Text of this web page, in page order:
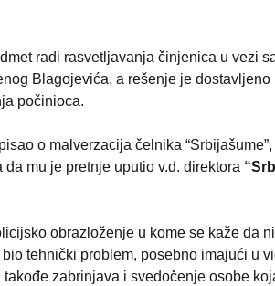
radi rasvetljavanja činjenica u vezi
Blagojevića, a rešenje je dostavljeno
počinioca.
o malverzacija čelnika
mu je pretnje uputio v.d. direktora
obrazloženje u kome se kaže da
tehnički problem, posebno imajući u
zabrinjava i svedočenje osobe